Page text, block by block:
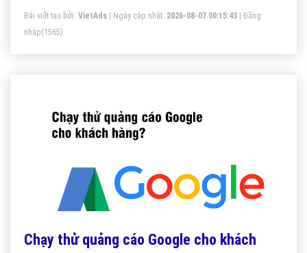
Bài viết tạo bởi: VietAds | Ngày cập nhật: 2026-08-07 00:15:43
Đăng
nhập(1565)
Chạy thử quảng cáo Google cho khách